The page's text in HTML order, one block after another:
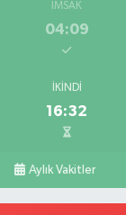
İMSAK
04:09
İKINDI
16:32
Aylık Vakitler